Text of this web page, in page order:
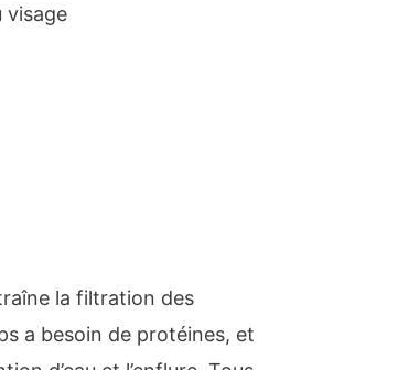
visage
la filtration des
a besoin de protéines, et